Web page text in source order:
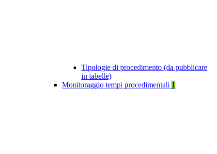
Tipologie di procedimento (da pubblicare
in tabelle)
Monitoraggio tempi procedimentali 1